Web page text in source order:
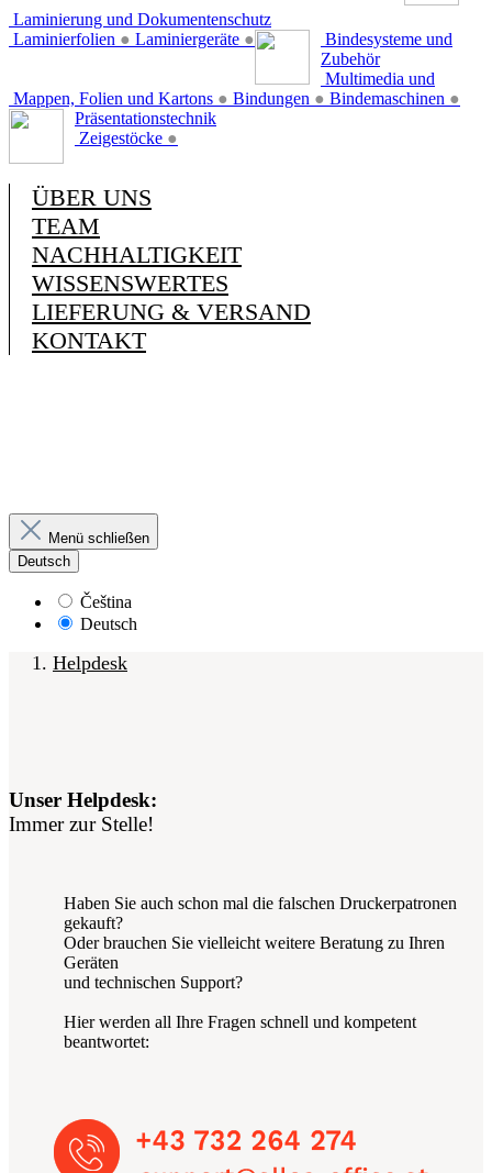
Laminierung und Dokumentenschutz
Laminierfolien ● Laminiergeräte ●
Bindesysteme und
Zubehör
Mappen, Folien und Kartons ● Bindungen ● Bindemaschinen ●
Multimedia und
Präsentationstechnik
Zeigestöcke ●
ÜBER UNS
TEAM
NACHHALTIGKEIT
WISSENSWERTES
LIEFERUNG & VERSAND
KONTAKT
Menü schließen
Deutsch
Čeština
Deutsch
Helpdesk
Unser Helpdesk:
Immer zur Stelle!
Haben Sie auch schon mal die falschen Druckerpatronen
gekauft?
Oder brauchen Sie vielleicht weitere Beratung zu Ihren
Geräten
und technischen Support?
Hier werden all Ihre Fragen schnell und kompetent
beantwortet: